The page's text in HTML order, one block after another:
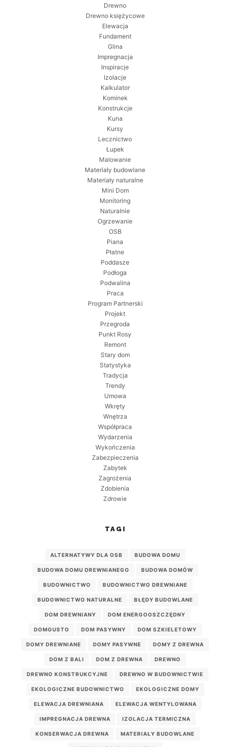
Drewno
Drewno księżycowe
Elewacja
Fundament
Glina
Impregnacja
Inspiracje
Izolacje
Kalkulator
Kominek
Konstrukcje
Kuna
Kursy
Lecznictwo
Łupek
Malowanie
Materiały budowlane
Materiały naturalne
Mini Dom
Monitoring
Naturalnie
Ogrzewanie
OSB
Piana
Płatne
Poddasze
Podłoga
Podwalina
Praca
Program Partnerski
Projekt
Przegroda
Punkt Rosy
Remont
Stary dom
Statystyka
Tradycja
Trendy
Umowa
Wkręty
Wnętrza
Współpraca
Wydarzenia
Wykończenia
Zabezpieczenia
Zabytek
Zagrożenia
Zdobienia
Zdrowie
TAGI
ALTERNATYWY DLA OSB BUDOWA DOMU
BUDOWA DOMU DREWNIANEGO BUDOWA DOMÓW
BUDOWNICTWO BUDOWNICTWO DREWNIANE
BUDOWNICTWO NATURALNE BŁĘDY BUDOWLANE
DOM DREWNIANY DOM ENERGOOSZCZĘDNY
DOMGUSTO DOM PASYWNY DOM SZKIELETOWY
DOMY DREWNIANE DOMY PASYWNE DOMY Z DREWNA
DOM Z BALI DOM Z DREWNA DREWNO
DREWNO KONSTRUKCYJNE DREWNO W BUDOWNICTWIE
EKOLOGICZNE BUDOWNICTWO EKOLOGICZNE DOMY
ELEWACJA DREWNIANA ELEWACJA WENTYLOWANA
IMPREGNACJA DREWNA IZOLACJA TERMICZNA
KONSERWACJA DREWNA MATERIAŁY BUDOWLANE